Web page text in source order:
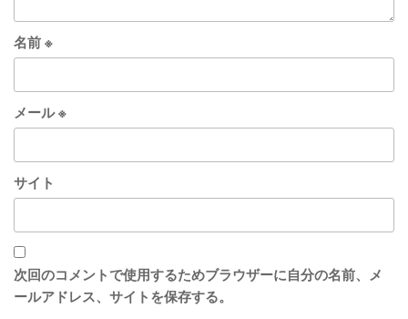
名前※
メール※
サイト
次回のコメントで使用するためブラウザーに自分の名前、メ
ールアドレス、サイトを保存する。